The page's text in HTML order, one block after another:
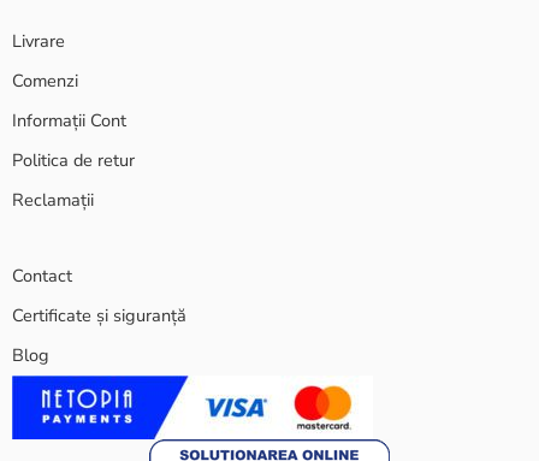
Livrare
Comenzi
Informații Cont
Politica de retur
Reclamații
Contact
Certificate și siguranță
Blog